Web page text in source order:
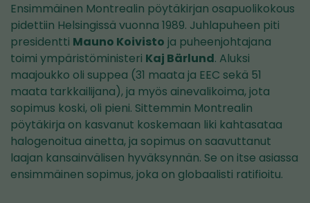
Ensimmäinen Montrealin pöytäkirjan osapuolikokous
pidettiin Helsingissä vuonna 1989. Juhlapuheen piti
presidentti Mauno Koivisto ja puheenjohtajana
toimi ympäristöministeri Kaj Bärlund. Aluksi
maajoukko oli suppea (31 maata ja EEC sekä 51
maata tarkkailijana), ja myös ainevalikoima, jota
sopimus koski, oli pieni. Sittemmin Montrealin
pöytäkirja on kasvanut koskemaan liki kahtasataa
halogenoitua ainetta, ja sopimus on saavuttanut
laajan kansainvälisen hyväksynnän. Se on itse asiassa
ensimmäinen sopimus, joka on globaalisti ratifioitu.